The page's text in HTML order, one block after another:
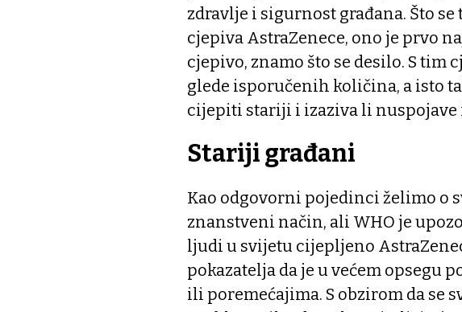
zdravlje i sigurnost građana. Što
cjepiva AstraZenece, ono je prvo
cjepivo, znamo što se desilo. S tim
glede isporučenih količina, a isto
cijepiti stariji i izaziva li nuspojave
Stariji građani
Kao odgovorni pojedinci želimo o
znanstveni način, ali WHO je
ljudi u svijetu cijepljeno
pokazatelja da je u većem opsegu
ili poremećajima. S obzirom da se